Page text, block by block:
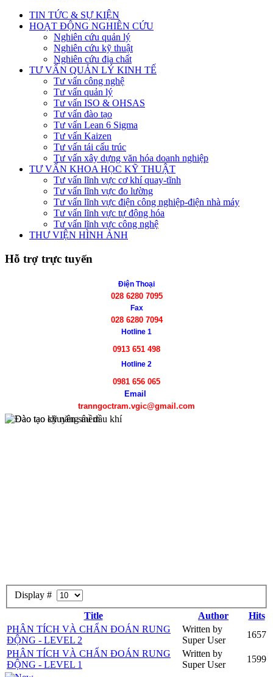
TIN TỨC & SỰ KIỆN
HOẠT ĐỘNG NGHIÊN CỨU
Nghiên cứu quản lý
Nghiên cứu kỹ thuật
Nghiên cứu địa chất
TƯ VẤN QUẢN LÝ KINH TẾ
Tư vấn công nghệ
Tư vấn quản lý
Tư vấn ISO & OHSAS
Tư vấn đào tạo
Tư vấn Lean 6 Sigma
Tư vấn Kaizen
Tư vấn tái cấu trúc
Tư vấn xây dựng văn hóa doanh nghiệp
TƯ VẤN KHOA HỌC KỸ THUẬT
Tư vấn lĩnh vực cơ khí quay-tĩnh
Tư vấn lĩnh vực đo lường
Tư vấn lĩnh vực điện công nghiệp-điện nhà máy
Tư vấn lĩnh vực tự động hóa
Tư vấn lĩnh vực công nghệ
THƯ VIỆN HÌNH ẢNH
Hỗ trợ trực tuyến
Điện Thoại
028 6280 7095
Fax
028 6280 7094
Hotline 1
0913 651 498
Hotline 2
0981 656 065
Email
tranngoctram.vgic@gmail.com
Chương trình đào tạo chuyên sâu dầu khí được sự hỗ trợ của
Đại học mỏ địa chất Hà Nội, Đại học Bách khoa Hà Nội, Đại học
gồm công tác thăm dò địa chất, kỹ thuật khai thác dầu khí, kỹ thuật
Display #
Title
Author
Hits
PHÂN TÍCH VÀ CHẨN ĐOÁN RUNG
ĐỘNG - LEVEL 2
Written by
Super User
1657
PHÂN TÍCH VÀ CHẨN ĐOÁN RUNG
ĐỘNG - LEVEL 1
Written by
Super User
1599